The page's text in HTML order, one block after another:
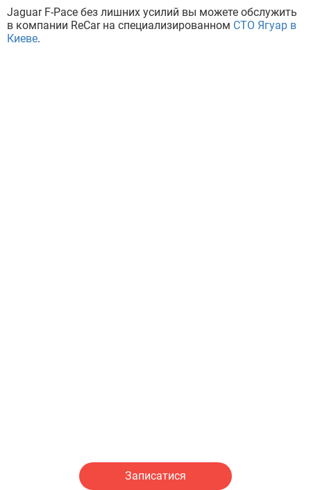
Jaguar F-Pace без лишних усилий вы можете обслужить
в компании ReCar на специализированном СТО Ягуар в
Киеве.
Записатися